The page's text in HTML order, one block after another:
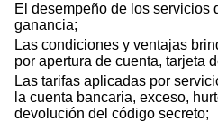
El desempeño de los servicios
ganancia;
Las condiciones y ventajas
por apertura de cuenta, tarjeta
Las tarifas aplicadas por
la cuenta bancaria, exceso,
devolución del código secreto;